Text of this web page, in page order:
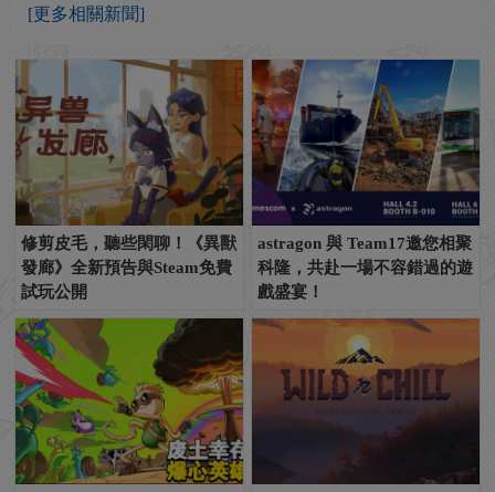
[更多相關新聞]
修剪皮毛，聽些閑聊！《異獸
發廊》全新預告與Steam免費
試玩公開
astragon 與 Team17邀您相聚
科隆，共赴一場不容錯過的遊
戲盛宴！